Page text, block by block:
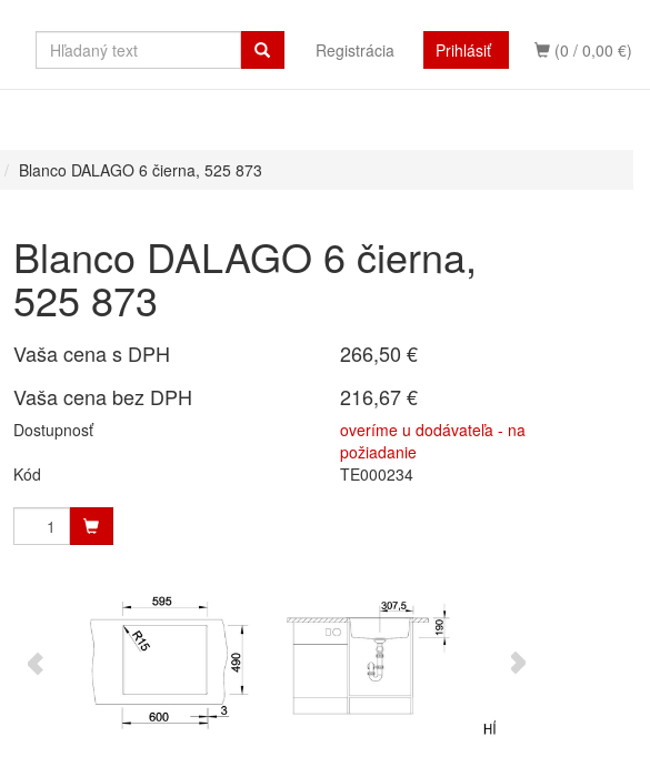
(0 / 0,00 €)
Registrácia Prihlásiť
Blanco DALAGO 6 čierna, 525 873
Blanco DALAGO 6 čierna,
525 873
Vaša cena s DPH
266,50 €
Vaša cena bez DPH
216,67 €
Dostupnosť
overíme u dodávateľa - na
požiadanie
Kód
TE000234